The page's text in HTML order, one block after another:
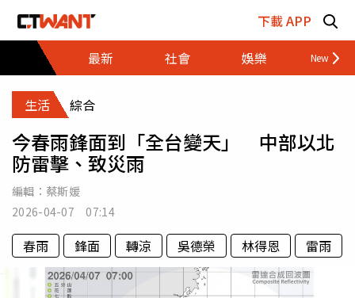
下載 APP
最新
社會 娛樂 財經
生活 綜合
今春雨鋒面到「全台變天」 中部以北
防雷擊、致災雨
編輯： 蔡斯媛
2026-04-07 07:14
春雨 鋒面 轉涼 吳德榮 林得恩 雷雨